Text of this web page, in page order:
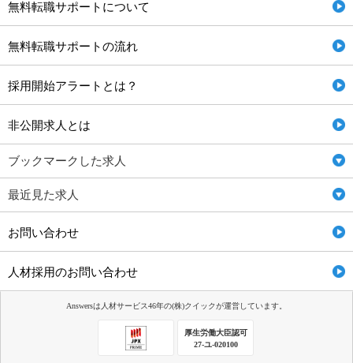
無料転職サポートについて
無料転職サポートの流れ
採用開始アラートとは？
非公開求人とは
ブックマークした求人
最近見た求人
お問い合わせ
人材採用のお問い合わせ
Answersは人材サービス46年の(株)クイックが運営しています。
厚生労働大臣認可
27-ユ-020100